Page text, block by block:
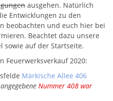
ausgehen. Natürlich
Entwicklungen zu den
beobachten und euch hier bei
Beachtet dazu unsere
sowie auf der Startseite.
Feuerwerksverkauf 2020:
Märkische Allee 406
Nummer 408 war